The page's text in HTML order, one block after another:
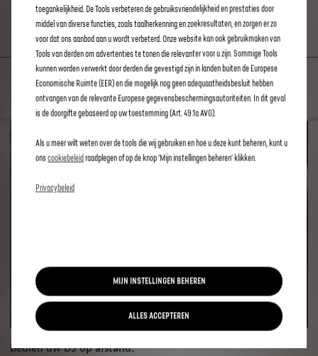
REMOTE CONTROL
VERGRENDELEN EN OPENEN VAN DE AUTO
Bedien uw DS op afstand.
toegankelijkheid. De Tools verbeteren de gebruiksvriendelijkheid en prestaties door
middel van diverse functies, zoals taalherkenning en zoekresultaten, en zorgen er zo
voor dat ons aanbod aan u wordt verbeterd. Onze website kan ook gebruikmaken van
Tools van derden om advertenties te tonen die relevanter voor u zijn. Sommige Tools
kunnen worden verwerkt door derden die gevestigd zijn in landen buiten de Europese
Economische Ruimte (EER) en die mogelijk nog geen adequaatheidsbesluit hebben
ontvangen van de relevante Europese gegevensbeschermingsautoriteiten. In dit geval
is de doorgifte gebaseerd op uw toestemming (Art. 49.1a AVG).
Als u meer wilt weten over de tools die wij gebruiken en hoe u deze kunt beheren, kunt u
onscookiebeleid raadplegen of op de knop ‘Mijn instellingen beheren’ klikken.
Privacybeleid
MIJN INSTELLINGEN BEHEREN
ALLES ACCEPTEREN